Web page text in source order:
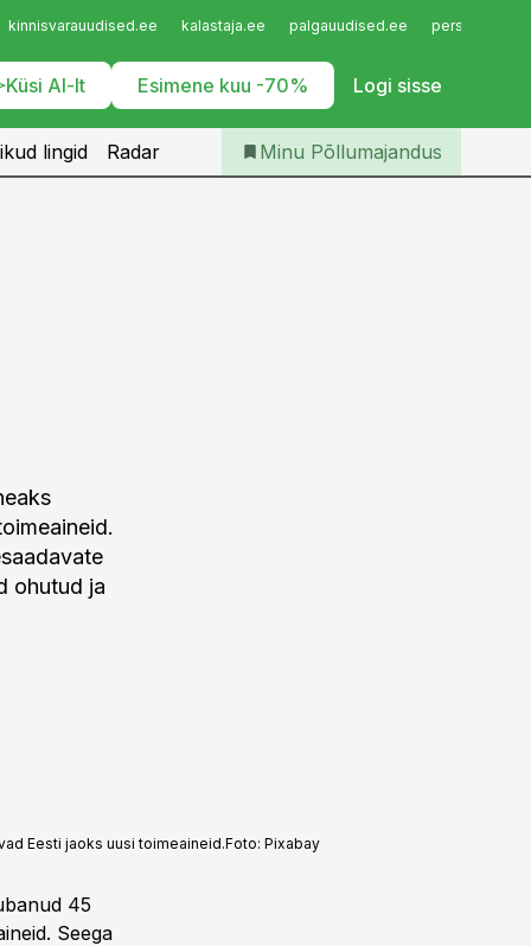
kinnisvarauudised.ee kalastaja.ee palgauudised.ee
Küsi AI-lt Esimene kuu -70% Logi sisse
Iseteenindus
Telli Põllumajandus
lingid Radar Minu Põllumajandus
ohutud ja
Eesti jaoks uusi toimeaineid.Foto: Pixabay
45
Seega